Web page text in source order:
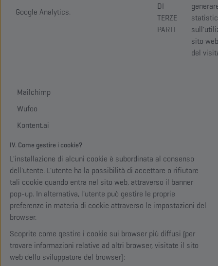
Google Analytics.
DI
TERZE
PARTI
sito
del
Mailchimp
Wufoo
Kontent.ai
IV. Come gestire i cookie?
L'installazione di alcuni cookie è subordinata al consenso
dell'utente. L'utente ha la possibilità di accettare o rifiutare
tali cookie quando entra nel sito web, attraverso il banner
pop-up. In alternativa, l'utente può gestire le proprie
preferenze in materia di cookie attraverso le impostazioni del
browser.
Scoprite come gestire i cookie sui browser più diffusi (per
trovare informazioni relative ad altri browser, visitate il sito
web dello sviluppatore del browser):